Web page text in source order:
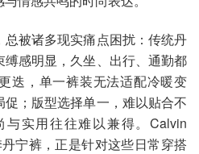
被诸多现实痛点困扰：传统丹
感明显，久坐、出行、通勤都
迭，单一裤装无法适配冷暖变
；版型选择单一，难以贴合不
实用往往难以兼得。Calvin
宁裤，正是针对这些日常穿搭